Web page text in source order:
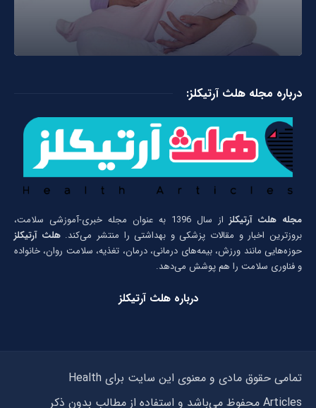
درباره مجله هلث آرتیکلز:
مجله هلث آرتیکلز
از سال 1396 به عنوان مجله خبری-آموزشی سلامت،
بروزترین اخبار و مقالات پزشکی و بهداشتی را منتشر می‌کند.هلث آرتیکلز
حوزه‌هایی مانند ورزش، بیمه‌های درمانی، درمان، تغذیه، سلامت روان، خانواده
و فناوری سلامت را هم پوشش می‌دهد.
درباره هلث آرتیکلز
تمامی حقوق مادی و معنوی این سایت برای Health
Articles محفوظ می‌باشد و استفاده از مطالب بدون ذکر